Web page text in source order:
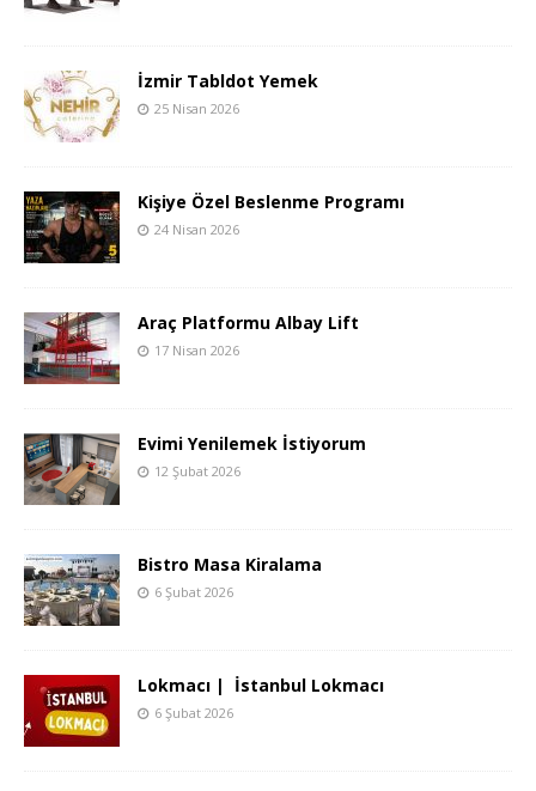
İzmir Tabldot Yemek
25 Nisan 2026
Kişiye Özel Beslenme Programı
24 Nisan 2026
Araç Platformu Albay Lift
17 Nisan 2026
Evimi Yenilemek İstiyorum
12 Şubat 2026
Bistro Masa Kiralama
6 Şubat 2026
Lokmacı | İstanbul Lokmacı
6 Şubat 2026